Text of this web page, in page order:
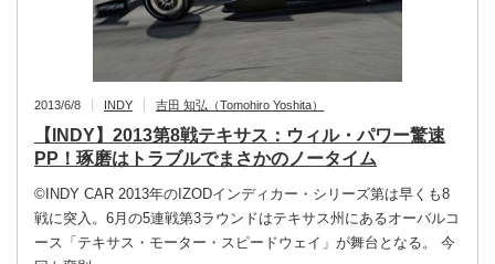
2013/6/8 INDY 吉田 知弘（Tomohiro Yoshita）
【INDY】2013第8戦テキサス：ウィル・パワー驚速
PP！琢磨はトラブルでまさかのノータイム
©INDY CAR 2013年のIZODインディカー・シリーズ第は早くも8
戦に突入。6月の5連戦第3ラウンドはテキサス州にあるオーバルコ
ース「テキサス・モーター・スピードウェイ」が舞台となる。 今